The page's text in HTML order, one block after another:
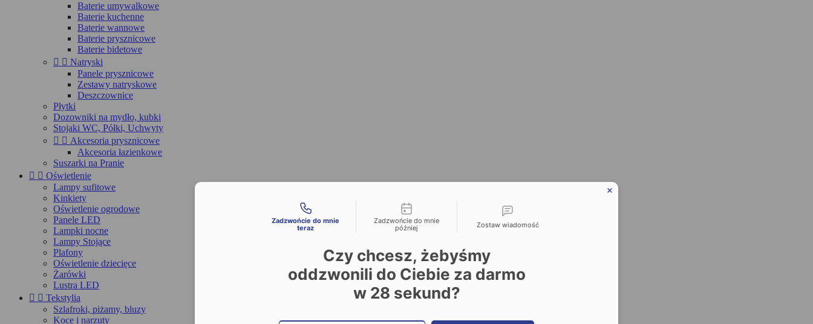
Baterie umywalkowe
Baterie kuchenne
Baterie wannowe
Baterie prysznicowe
Baterie bidetowe
  Natryski
Panele prysznicowe
Zestawy natryskowe
Deszczownice
Płytki
Dozowniki na mydło, kubki
Stojaki WC, Półki, Uchwyty
  Akcesoria prysznicowe
Akcesoria łazienkowe
Suszarki na Pranie
  Oświetlenie
Lampy sufitowe
Kinkiety
Oświetlenie ogrodowe
Panele LED
Lampki nocne
Lampy Stojące
Plafony
Oświetlenie dziecięce
Żarówki
Lustra LED
  Tekstylia
Szlafroki, piżamy, bluzy
Koce i narzuty
Możliwości kontaktu
Zadzwońcie do mnie
teraz
Zadzwońcie do mnie
później
Zostaw wiadomość
Czy chcesz, żebyśmy
oddzwonili do Ciebie za darmo
w 28 sekund?